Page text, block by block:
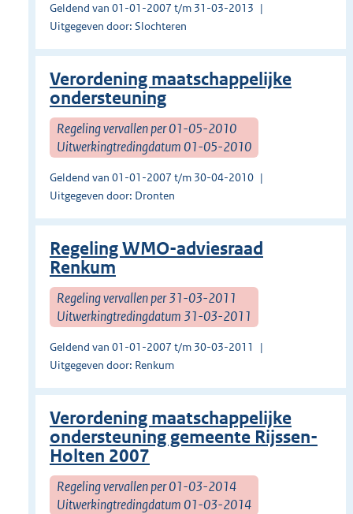
Geldend van 01-01-2007 t/m 31-03-2013
Uitgegeven door: Slochteren
Verordening maatschappelijke
ondersteuning
Regeling vervallen per 01-05-2010
Uitwerkingtredingdatum 01-05-2010
Geldend van 01-01-2007 t/m 30-04-2010
Uitgegeven door: Dronten
Regeling WMO-adviesraad
Renkum
Regeling vervallen per 31-03-2011
Uitwerkingtredingdatum 31-03-2011
Geldend van 01-01-2007 t/m 30-03-2011
Uitgegeven door: Renkum
Verordening maatschappelijke
ondersteuning gemeente Rijssen-
Holten 2007
Regeling vervallen per 01-03-2014
Uitwerkingtredingdatum 01-03-2014